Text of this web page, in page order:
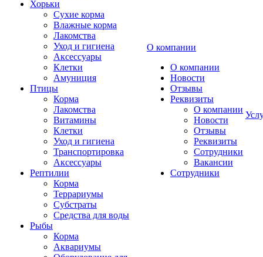
Хорьки
Сухие корма
Влажные корма
Лакомства
Уход и гигиена
Аксессуары
Клетки
Амуниция
Птицы
Корма
Лакомства
Витамины
Клетки
Уход и гигиена
Транспортировка
Аксессуары
Рептилии
Корма
Террариумы
Субстраты
Средства для воды
Рыбы
Корма
Аквариумы
О компании
О компании
Новости
Отзывы
Реквизиты
О компании
Новости
Отзывы
Реквизиты
Сотрудники
Вакансии
Сотрудники